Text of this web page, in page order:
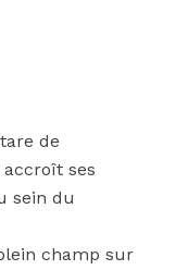
de
ses
sein du
champ sur